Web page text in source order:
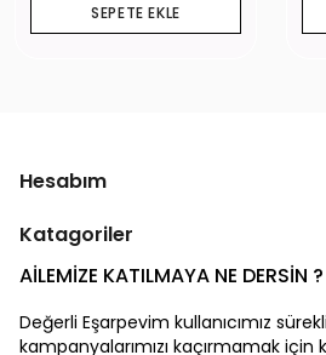
SEPETE EKLE
Hesabım
Katagoriler
AİLEMİZE KATILMAYA NE DERSİN ?
Değerli Eşarpevim kullanıcımız
kampanyalarımızı kaçırmamak için